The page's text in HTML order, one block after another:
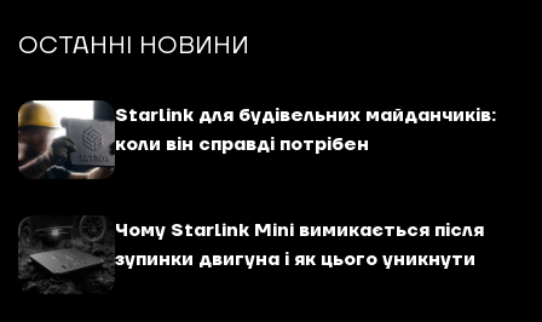
ОСТАННІ НОВИНИ
Starlink для будівельних майданчиків:
коли він справді потрібен
Чому Starlink Mini вимикається після
зупинки двигуна і як цього уникнути